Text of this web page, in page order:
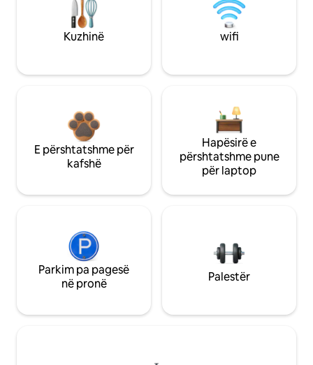
Kuzhinë wifi
E përshtatshme për
kafshë
Hapësirë e
përshtatshme pune
për laptop
Parkim pa pagesë
në pronë
Palestër